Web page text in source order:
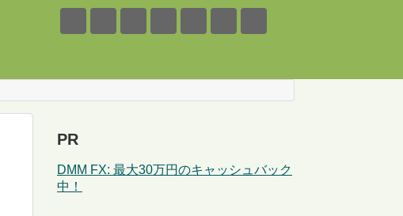
PR
DMM FX: 最大30万円のキャッシュバック
中！